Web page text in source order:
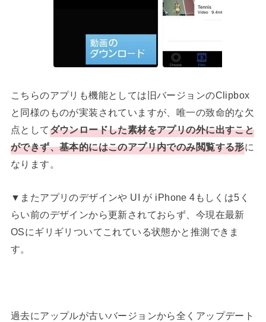
こちらのアプリも機能としては旧バージョンのClipbox
と同様のものが実装されていますが、唯一の致命的な欠
点としてダウンロードした素材をアプリの外に出すこと
ができず、基本的にはこのアプリ内でのみ閲覧する形に
なります。
▼またアプリのデザインや UI が iPhone 4もしくは5く
らい前のデザインから更新されておらず、今現在最新
OSにギリギリついてこれている状態かと推測できま
す。
過去にアップルが古いバージョンから全くアップデート